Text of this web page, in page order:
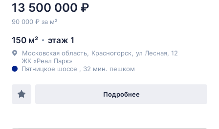
13 500 000 ₽
90 000 ₽ за м²
150 м² этаж 1
Московская область Красногорск ул Лесная , 12
ЖК «Реал Парк»
Пятницкое шоссе , 32 мин. пешком
Подробнее